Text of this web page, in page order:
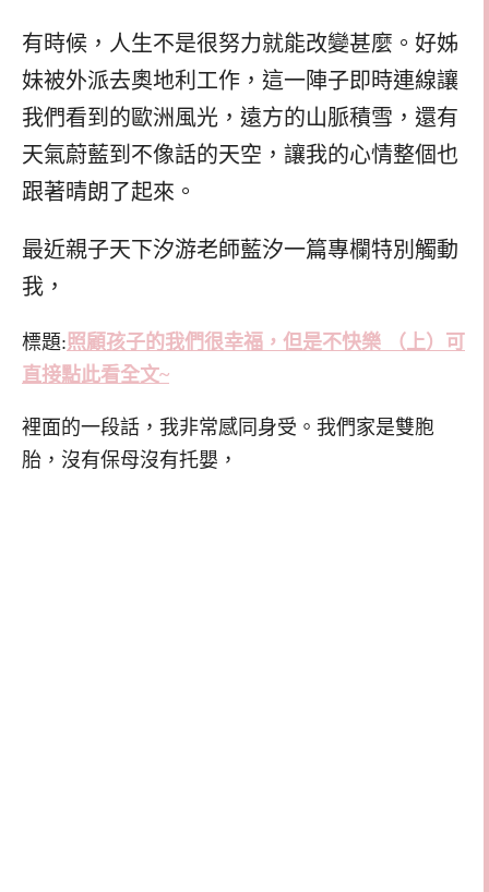
有時候，人生不是很努力就能改變甚麼。好姊
妹被外派去奧地利工作，這一陣子即時連線讓
我們看到的歐洲風光，遠方的山脈積雪，還有
天氣蔚藍到不像話的天空，讓我的心情整個也
跟著晴朗了起來。
最近親子天下汐游老師藍汐一篇專欄特別觸動
我，
標題:照顧孩子的我們很幸福，但是不快樂 （上）可
直接點此看全文~
裡面的一段話，我非常感同身受。我們家是雙胞
胎，沒有保母沒有托嬰，